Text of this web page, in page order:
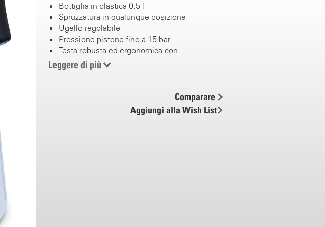
Bottiglia in plastica 0.5 l
Spruzzatura in qualunque posizione
Ugello regolabile
Pressione pistone fino a 15 bar
Testa robusta ed ergonomica con
impugnatura lunga
Recipiente riutilizzabile
Leggere di più
Comparare
Aggiungi alla Wish List